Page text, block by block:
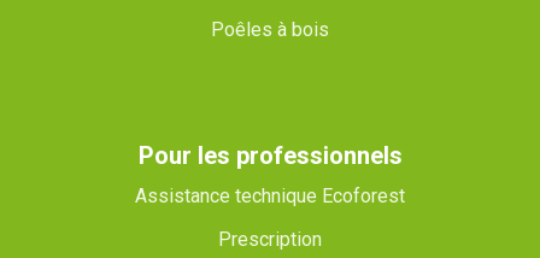
Poêles à bois
Pour les professionnels
Assistance technique Ecoforest
Prescription